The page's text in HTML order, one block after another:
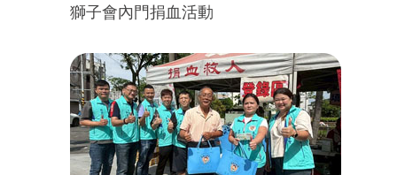
獅子會內門捐血活動